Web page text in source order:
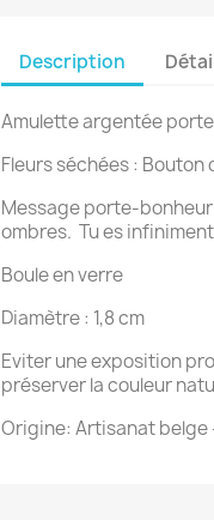
Description
Amulette argentée
Fleurs séchées : Bouton
Message porte-
ombres. Tu es
Boule en verre
Diamètre : 1,8 cm
Eviter une exposition
préserver la couleur
Origine: Artisanat belge